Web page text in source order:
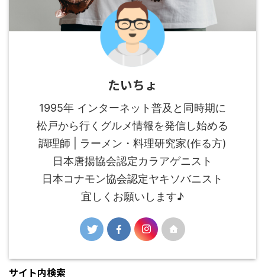
たいちょ
1995年 インターネット普及と同時期に
松戸から行くグルメ情報を発信し始める
調理師 | ラーメン・料理研究家(作る方)
日本唐揚協会認定カラアゲニスト
日本コナモン協会認定ヤキソバニスト
宜しくお願いします♪
サイト内検索